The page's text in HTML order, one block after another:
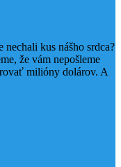
kus nášho srdca?
že vám nepošleme
milióny dolárov. A